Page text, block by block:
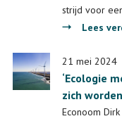
strijd voor
Lees
21 mei 2024
‘Ecologie
zich
Econoom